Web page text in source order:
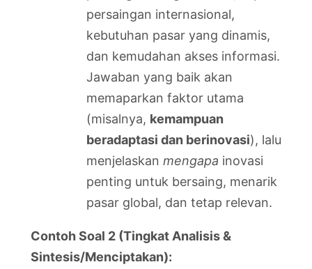
persaingan internasional,
kebutuhan pasar yang dinamis,
dan kemudahan akses informasi.
Jawaban yang baik akan
memaparkan faktor utama
(misalnya, kemampuan
beradaptasi dan berinovasi), lalu
menjelaskan mengapa inovasi
penting untuk bersaing, menarik
pasar global, dan tetap relevan.
Contoh Soal 2 (Tingkat Analisis &
Sintesis/Menciptakan):